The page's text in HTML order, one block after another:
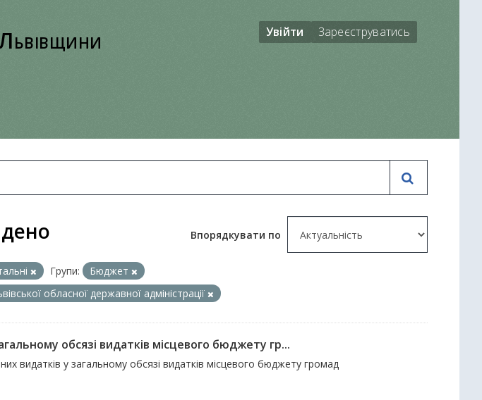
Увійти Зареєструватись
Впорядкувати по
Групи:
Бюджет
обласної державної адміністрації
обсязі видатків місцевого бюджету гр...
видатків у загальному обсязі видатків місцевого бюджету громад